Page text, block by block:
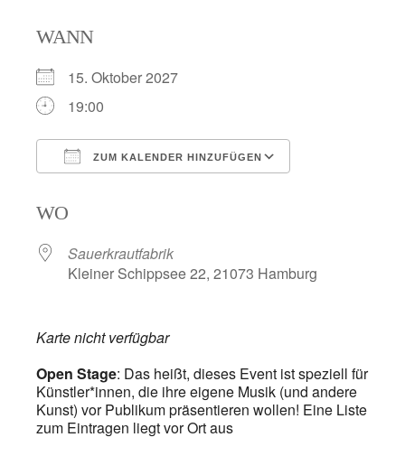
WANN
15. Oktober 2027
19:00
ZUM KALENDER HINZUFÜGEN
WO
Sauerkrautfabrik
Kleiner Schippsee 22, 21073 Hamburg
Karte nicht verfügbar
Open Stage: Das heißt, dieses Event ist speziell für
Künstler*innen, die ihre eigene Musik (und andere
Kunst) vor Publikum präsentieren wollen! Eine Liste
zum Eintragen liegt vor Ort aus